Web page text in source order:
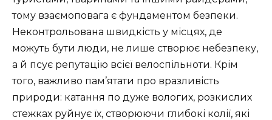
тому взаємоповага є фундаментом безпеки.
Неконтрольована швидкість у місцях, де
можуть бути люди, не лише створює небезпеку,
а й псує репутацію всієї велоспільноти. Крім
того, важливо пам’ятати про вразливість
природи: катання по дуже вологих, розкислих
стежках руйнує їх, створюючи глибокі колії, які